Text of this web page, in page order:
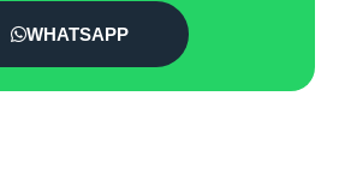
WHATSAPP